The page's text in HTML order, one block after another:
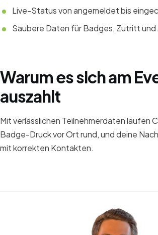
Live-Status von angemeldet bis
Saubere Daten für Badges, Zutritt
Warum es sich am
auszahlt
Mit verlässlichen Teilnehmerdaten laufen
Badge-Druck vor Ort rund, und deine
mit korrekten Kontakten.